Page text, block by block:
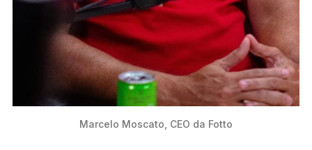
Marcelo Moscato, CEO da Fotto